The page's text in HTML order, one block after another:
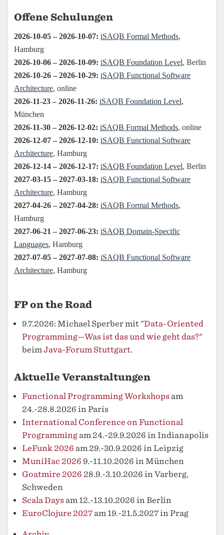
Offene Schulungen
FP on the Road
9.7.2026: Michael Sperber mit "Data-Oriented
Programming—Was ist das und wie geht das?"
beimJava-Forum Stuttgart.
Aktuelle Veranstaltungen
Functional Programming Workshops am
24.-28.8.2026 in Paris
International Conference on Functional
Programming am 24.-29.9.2026 in Indianapolis
LeFunk 2026 am 29.-30.9.2026 in Leipzig
MuniHac 2026 9.-11.10.2026 in München
Goatmire 2026 28.9.-3.10.2026 in Varberg,
Schweden
Scala Days am 12.-13.10.2026 in Berlin
EuroClojure 2027 am 19.-21.5.2027 in Prag